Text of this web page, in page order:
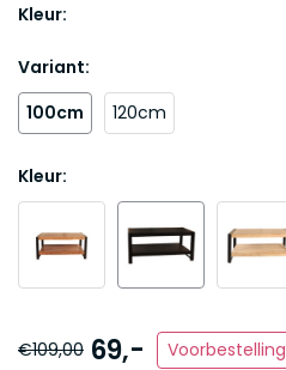
Kleur:
Variant:
100cm
120cm
Kleur:
€109,00 69,- Voorbestelling